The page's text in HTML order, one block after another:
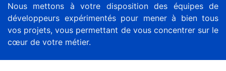
Nous mettons à votre disposition des équipes de
développeurs expérimentés pour mener à bien tous
vos projets, vous permettant de vous concentrer sur le
cœur de votre métier.